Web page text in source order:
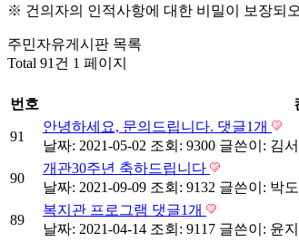
※ 건의자의 인적사항에 대한 비밀이 보장되
주민자유게시판 목록
Total 91건 1 페이지
번호
91
안녕하세요, 문의드립니다. 댓글1개
날짜: 2021-05-02 조회: 9300 글쓴이: 김
90
개관30주년 축하드립니다
날짜: 2021-09-09 조회: 9132 글쓴이: 박
89
복지관 프로그램 댓글1개
날짜: 2021-04-14 조회: 9117 글쓴이: 윤